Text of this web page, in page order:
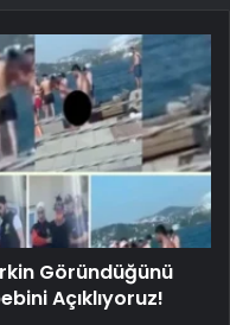
Göründüğünü
Açıklıyoruz!